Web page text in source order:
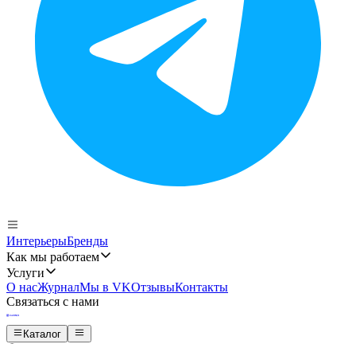
ИнтерьерыБренды
Как мы работаем
Услуги
О насЖурналМы в VKОтзывыКонтакты
Связаться с нами
Каталог